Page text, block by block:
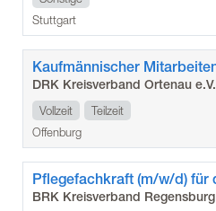
Stuttgart
DRK Kreisverband Ortenau e.V.
Vollzeit
Teilzeit
Offenburg
BRK Kreisverband Regensburg